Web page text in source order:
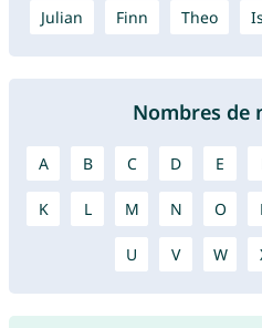
Julian Finn Theo
Nombres de
A B C D E
K L M N O
U V W